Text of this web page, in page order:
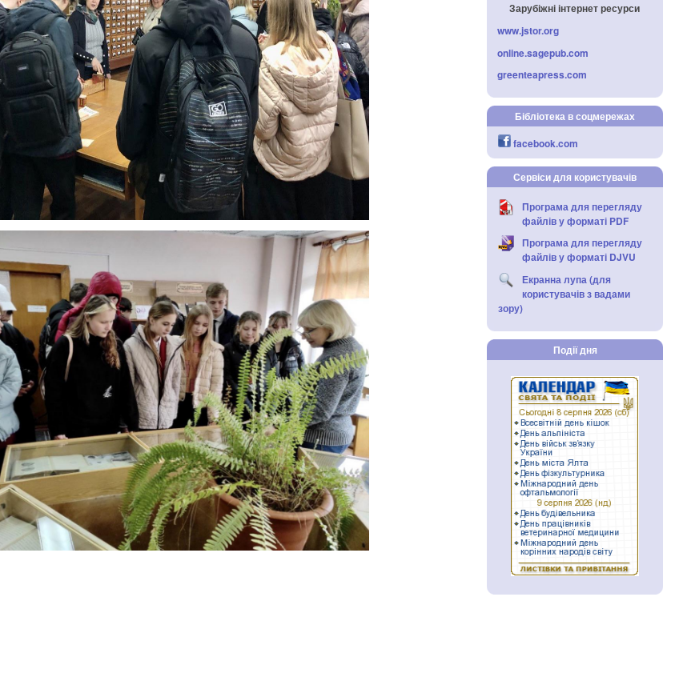
Зарубіжні інтернет ресурси
www.jstor.org
online.sagepub.com
greenteapress.com
Бібліотека в соцмережах
facebook.com
Сервіси для користувачів
Програма для перегляду
файлів у форматі PDF
Програма для перегляду
файлів у форматі DJVU
Екранна лупа (для
користувачів з вадами
зору)
Події дня